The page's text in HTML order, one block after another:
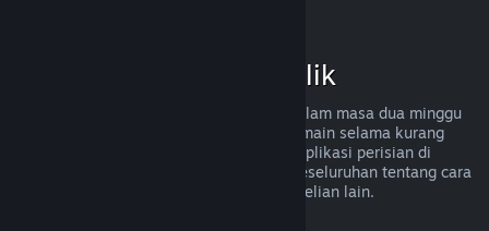
Kelayakan Bayaran Balik
Tawaran bayaran balik Steam terpakai dalam masa dua minggu
selepas pembelian dan dengan masa bermain selama kurang
daripada dua jam, untuk permainan dan aplikasi perisian di
gedung Steam. Berikut ialah gambaran keseluruhan tentang cara
bayaran balik berfungsi untuk jenis pembelian lain.